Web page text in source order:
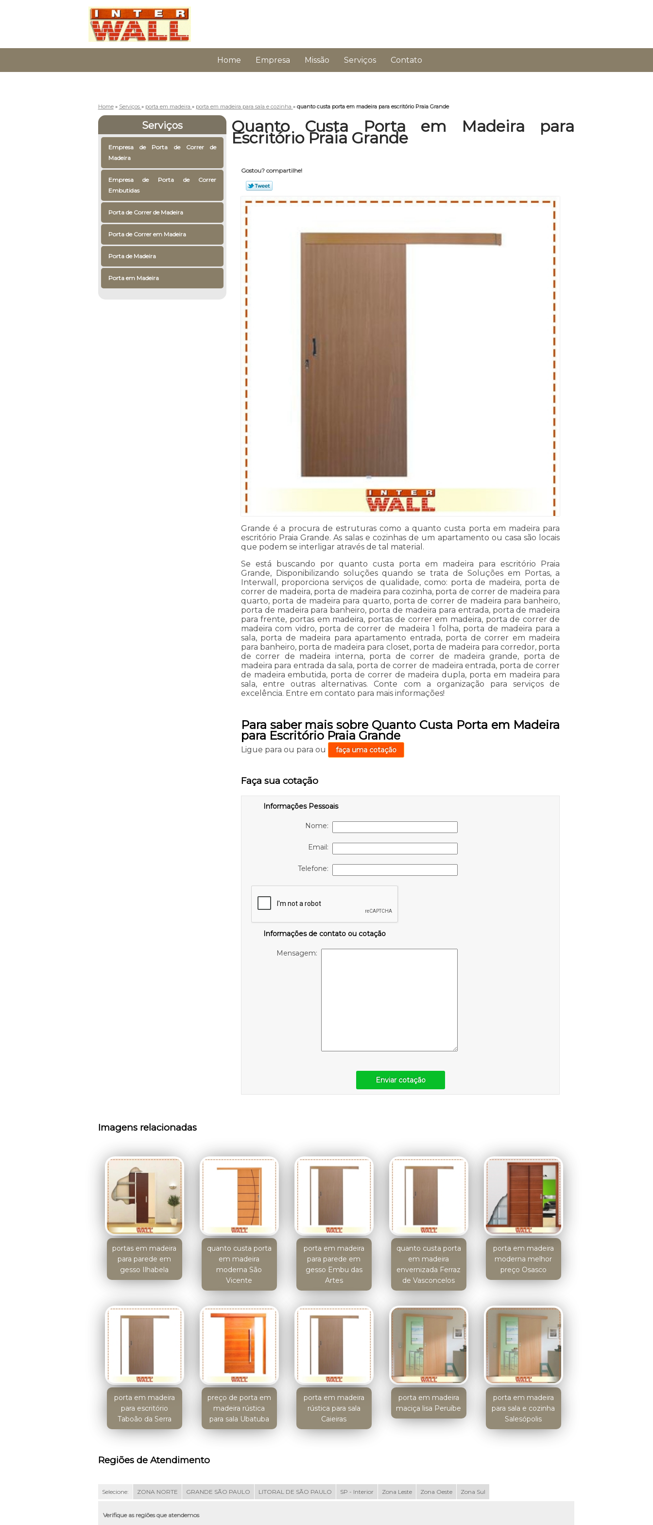
Home Empresa Missão Serviços Contato
Home » Serviços » porta em madeira » porta em madeira para sala e cozinha » quanto custa porta em madeira para escritório Praia Grande
Serviços
Empresa de Porta de Correr de
Madeira
Empresa de Porta de Correr
Embutidas
Porta de Correr de Madeira
Porta de Correr em Madeira
Porta de Madeira
Porta em Madeira
Quanto Custa Porta em Madeira para
Escritório Praia Grande
Gostou? compartilhe!
Grande é a procura de estruturas como a quanto custa porta em madeira para
escritório Praia Grande. As salas e cozinhas de um apartamento ou casa são locais
que podem se interligar através de tal material.
Se está buscando por quanto custa porta em madeira para escritório Praia
Grande, Disponibilizando soluções quando se trata de Soluções em Portas, a
Interwall, proporciona serviços de qualidade, como: porta de madeira, porta de
correr de madeira, porta de madeira para cozinha, porta de correr de madeira para
quarto, porta de madeira para quarto, porta de correr de madeira para banheiro,
porta de madeira para banheiro, porta de madeira para entrada, porta de madeira
para frente, portas em madeira, portas de correr em madeira, porta de correr de
madeira com vidro, porta de correr de madeira 1 folha, porta de madeira para a
sala, porta de madeira para apartamento entrada, porta de correr em madeira
para banheiro, porta de madeira para closet, porta de madeira para corredor, porta
de correr de madeira interna, porta de correr de madeira grande, porta de
madeira para entrada da sala, porta de correr de madeira entrada, porta de correr
de madeira embutida, porta de correr de madeira dupla, porta em madeira para
sala, entre outras alternativas. Conte com a organização para serviços de
excelência. Entre em contato para mais informações!
Para saber mais sobre Quanto Custa Porta em Madeira
para Escritório Praia Grande
Ligue para ou para ou faça uma cotação
Faça sua cotação
Informações Pessoais
Nome:
Email:
Telefone:
Informações de contato ou cotação
Mensagem:
Enviar cotação
Imagens relacionadas
portas em madeira
para parede em
gesso Ilhabela
quanto custa porta
em madeira
moderna São
Vicente
porta em madeira
para parede em
gesso Embu das
Artes
quanto custa porta
em madeira
envernizada Ferraz
de Vasconcelos
porta em madeira
moderna melhor
preço Osasco
porta em madeira
para escritório
Taboão da Serra
preço de porta em
madeira rústica
para sala Ubatuba
porta em madeira
rústica para sala
Caieiras
porta em madeira
maciça lisa Peruíbe
porta em madeira
para sala e cozinha
Salesópolis
Regiões de Atendimento
Selecione: ZONA NORTE GRANDE SÃO PAULO LITORAL DE SÃO PAULO SP - Interior Zona Leste Zona Oeste Zona Sul
Verifique as regiões que atendemos